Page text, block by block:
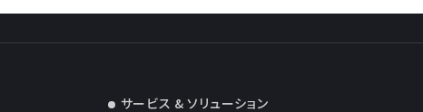
サービス & ソリューション